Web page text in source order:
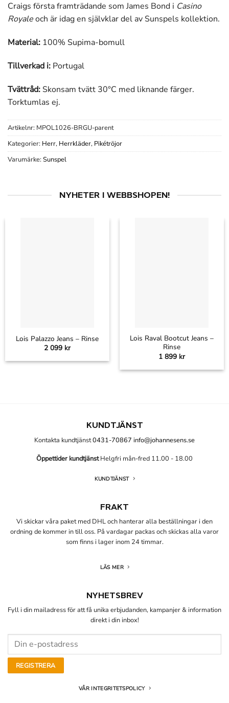
Craigs första framträdande som James Bond i Casino
Royaleoch är idag en självklar del av Sunspels kollektion.
Material: 100% Supima-bomull
Tillverkad i: Portugal
Tvättråd: Skonsam tvätt 30°C med liknande färger.
Torktumlas ej.
Artikelnr: MPOL1026-BRGU-parent
Kategorier: Herr, Herrkläder, Pikétröjor
Varumärke:Sunspel
NYHETER I WEBBSHOPEN!
Lois Palazzo Jeans – Rinse
2 099 kr
Lois Raval Bootcut Jeans –
Rinse
1 899 kr
KUNDTJÄNST
Kontakta kundtjänst0431-70867 info@johannesens.se
Öppettider kundtjänstHelgfri mån-fred 11.00 - 18.00
KUNDTJÄNST
FRAKT
Vi skickar våra paket med DHL och hanterar alla beställningar i den
ordning de kommer in till oss. På vardagar packas och skickas alla varor
som finns i lager inom 24 timmar.
LÄS MER
NYHETSBREV
Fyll i din mailadress för att få unika erbjudanden, kampanjer & information
direkt i din inbox!
VÅR INTEGRITETSPOLICY